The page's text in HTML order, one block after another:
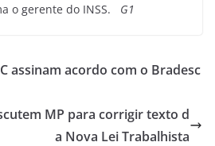
o gerente do INSS. G1
assinam acordo com o Bradesc
MP para corrigir texto d
a Nova Lei Trabalhista